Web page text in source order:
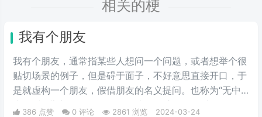
相关的梗
我有个朋友
我有个朋友，通‌‌‌‌‌‌‌‌常指某些人想问一个问题，或者想举个很
贴切场景的例子，但是碍于面子，不好意思直接开口，于
是就虚构一个朋友，假借朋友的名义提问。也称为“无中
生友”和“薛定谔的朋友”。一般来说，这个朋友就是自己。
386 点赞 0 评论 2861 浏览 2024-03-24